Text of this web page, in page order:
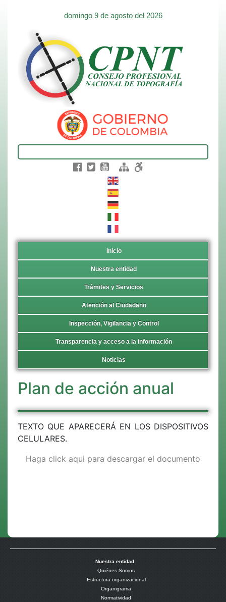
domingo 9 de agosto del 2026
Inicio
Nuestra entidad
Trámites y Servicios
Atención al Ciudadano
Inspección, Vigilancia y Control
Transparencia y acceso a la información
Noticias
Plan de acción anual
TEXTO QUE APARECERÁ EN LOS DISPOSITIVOS
CELULARES.
Haga click aqui para descargar el documento
Nuestra entidad
Quiénes Somos
Estructura organizacional
Organigrama
Normatividad